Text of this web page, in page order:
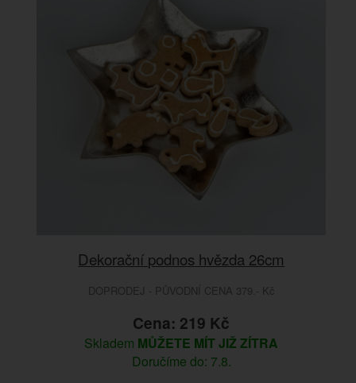
Dekorační podnos hvězda 26cm
DOPRODEJ - PŮVODNÍ CENA 379.- Kč
Cena: 219 Kč
Skladem MŮŽETE MÍT JIŽ ZÍTRA
Doručíme do: 7.8.